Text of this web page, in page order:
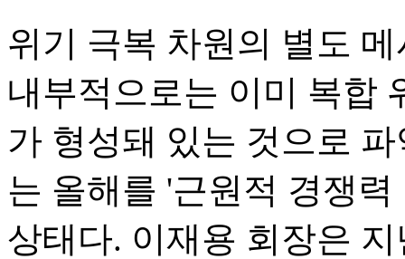
위기 극복 차원의 별도
내부적으로는 이미 복합
가 형성돼 있는 것으로
는 올해를 '근원적 경쟁
상태다. 이재용 회장은